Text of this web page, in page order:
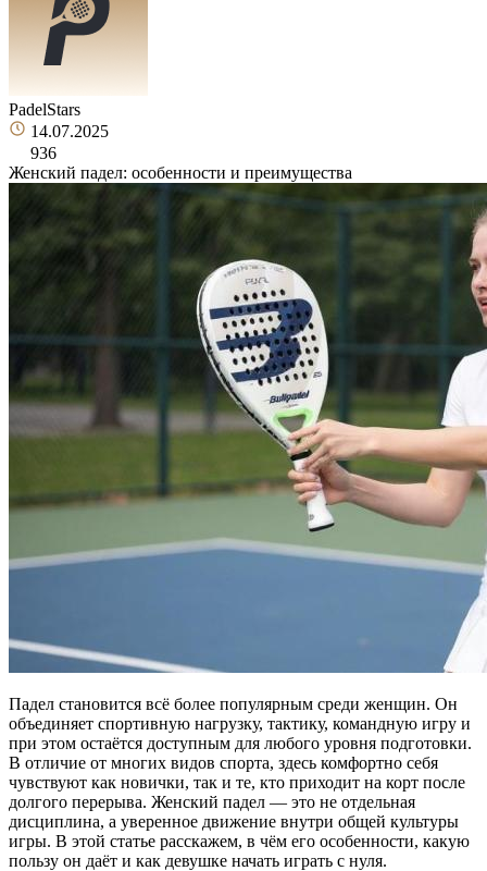
PadelStars
14.07.2025
936
Женский падел: особенности и преимущества
Падел становится всё более популярным среди женщин. Он
объединяет спортивную нагрузку, тактику, командную игру и
при этом остаётся доступным для любого уровня подготовки.
В отличие от многих видов спорта, здесь комфортно себя
чувствуют как новички, так и те, кто приходит на корт после
долгого перерыва. Женский падел — это не отдельная
дисциплина, а уверенное движение внутри общей культуры
игры. В этой статье расскажем, в чём его особенности, какую
пользу он даёт и как девушке начать играть с нуля.